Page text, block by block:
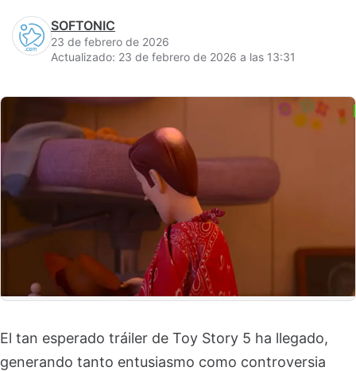
SOFTONIC
23 de febrero de 2026
Actualizado: 23 de febrero de 2026 a las 13:31
El tan esperado tráiler de Toy Story 5 ha llegado,
generando tanto entusiasmo como controversia